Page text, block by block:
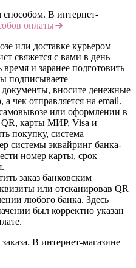
В интернет-
оплаты
или доставке курьером
свяжется с вами в день
и заранее подготовить
подписываете
документы, вносите денежные
а чек отправляется на email.
или оформлении в
карты МИР, Visa и
покупку, система
системы эквайринг банка-
номер карты, срок
заказ банковским
или отсканировав QR
любого банка. Здесь
был корректно указан
В интернет-магазине